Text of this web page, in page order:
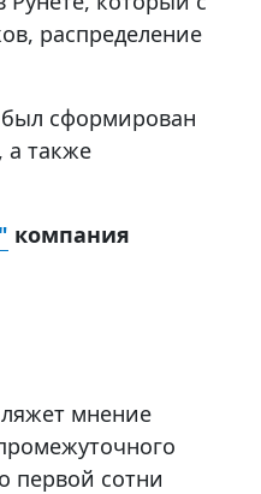
распределение
был сформирован
а также
компания
мнение
первой сотни